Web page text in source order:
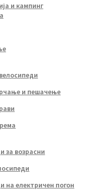
и кампинг
и пешачење
за возрасни
на електричен погон